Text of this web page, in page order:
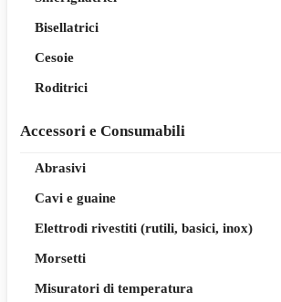
Bisellatrici
Cesoie
Roditrici
Accessori e Consumabili
Abrasivi
Cavi e guaine
Elettrodi rivestiti (rutili, basici, inox)
Morsetti
Misuratori di temperatura